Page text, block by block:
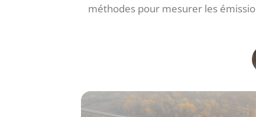
méthodes pour mesurer les